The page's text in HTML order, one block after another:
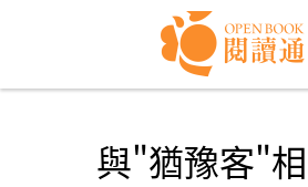
與"猶豫客"